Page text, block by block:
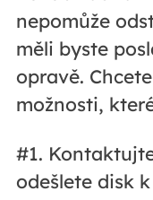
nepomůže
měli byste
opravě.
možnosti,
#1.
odešlete disk